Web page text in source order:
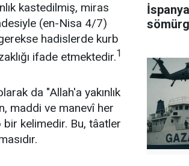
kastedilmiş, miras
(en-Nisa 4/7)
gerekse hadislerde kurb
ifade etmektedir.1
da "Allah'a yakınlık
maddi ve manevî her
kelimedir. Bu, tâatler